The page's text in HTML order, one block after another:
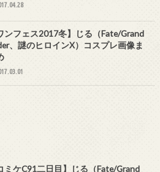
ンフェス2017冬】じる（Fate/Grand
、謎のヒロインX）コスプレ画像ま
ミケC91二日目】じる（Fate/Grand